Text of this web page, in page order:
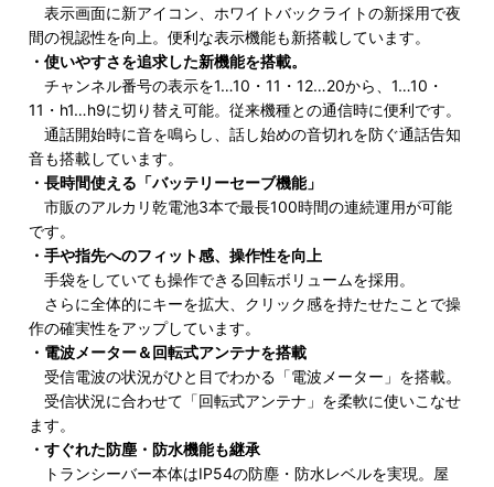
表示画面に新アイコン、ホワイトバックライトの新採用で夜
間の視認性を向上。便利な表示機能も新搭載しています。
・使いやすさを追求した新機能を搭載。
チャンネル番号の表示を1…10・11・12…20から、1…10・
11・h1…h9に切り替え可能。従来機種との通信時に便利です。
通話開始時に音を鳴らし、話し始めの音切れを防ぐ通話告知
音も搭載しています。
・長時間使える「バッテリーセーブ機能」
市販のアルカリ乾電池3本で最長100時間の連続運用が可能
です。
・手や指先へのフィット感、操作性を向上
手袋をしていても操作できる回転ボリュームを採用。
さらに全体的にキーを拡大、クリック感を持たせたことで操
作の確実性をアップしています。
・電波メーター＆回転式アンテナを搭載
受信電波の状況がひと目でわかる「電波メーター」を搭載。
受信状況に合わせて「回転式アンテナ」を柔軟に使いこなせ
ます。
・すぐれた防塵・防水機能も継承
トランシーバー本体はIP54の防塵・防水レベルを実現。屋